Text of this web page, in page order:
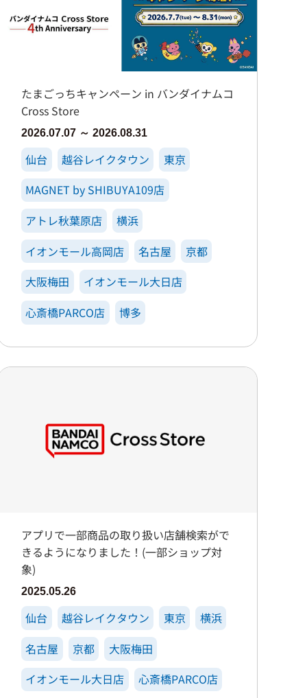
たまごっちキャンペーン in バンダイナムコ
Cross Store
2026.07.07 ～ 2026.08.31
仙台 越谷レイクタウン
東京
MAGNET by SHIBUYA109店
アトレ秋葉原店
横浜
イオンモール高岡店
名古屋
京都
大阪梅田
イオンモール大日店
心斎橋PARCO店
博多
アプリで一部商品の取り扱い店舗検索がで
きるようになりました！(一部ショップ対
象)
2025.05.26
仙台 越谷レイクタウン 東京
横浜
名古屋
京都
大阪梅田
イオンモール大日店
心斎橋PARCO店